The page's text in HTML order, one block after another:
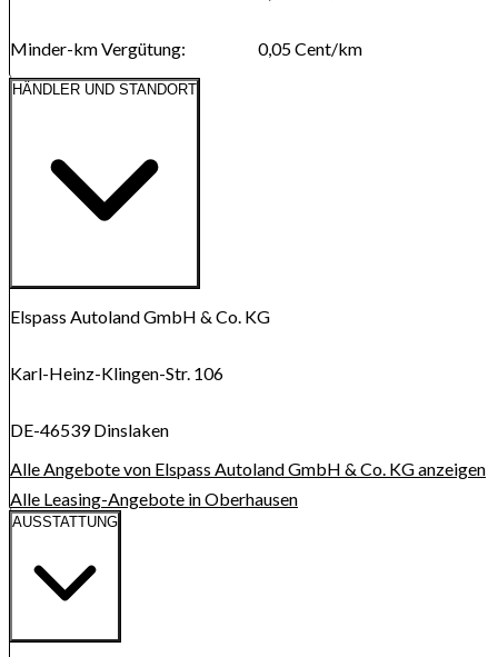
Minder-km Vergütung: 0,05Cent/km
HÄNDLER UND STANDORT
Karte wird geladen...
Elspass Autoland GmbH & Co. KG
Karl-Heinz-Klingen-Str. 106
DE-46539 Dinslaken
Alle Angebote von Elspass Autoland GmbH & Co. KG anzeigen
Alle Leasing-Angebote in Oberhausen
AUSSTATTUNG